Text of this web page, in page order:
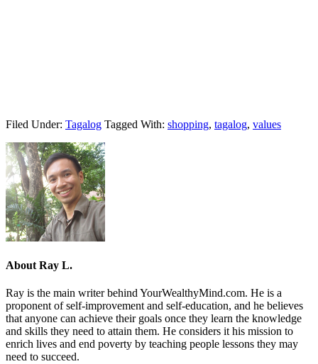
Filed Under: Tagalog Tagged With: shopping, tagalog, values
About Ray L.
Ray is the main writer behind YourWealthyMind.com. He is a
proponent of self-improvement and self-education, and he believes
that anyone can achieve their goals once they learn the knowledge
and skills they need to attain them. He considers it his mission to
enrich lives and end poverty by teaching people lessons they may
need to succeed.